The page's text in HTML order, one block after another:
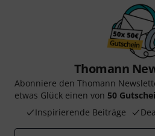
Thomann
Abonniere den Thomann
etwas Glück einen von 50
Inspirierende Beiträge